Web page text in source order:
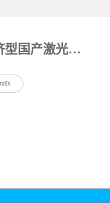
经济型国产激光位移传感器HC-Q系列可替代Panasonic松下HG-C系列